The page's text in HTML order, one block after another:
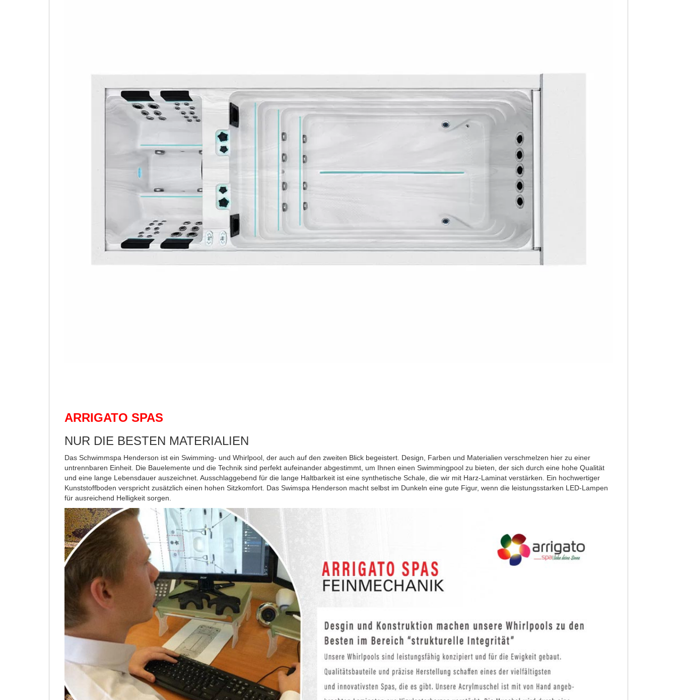
ARRIGATO SPAS
NUR DIE BESTEN MATERIALIEN
Das Schwimmspa Henderson ist ein Swimming- und Whirlpool, der auch auf den zweiten Blick begeistert. Design, Farben und Materialien verschmelzen hier zu einer
untrennbaren Einheit. Die Bauelemente und die Technik sind perfekt aufeinander abgestimmt, um Ihnen einen Swimmingpool zu bieten, der sich durch eine hohe Qualität
und eine lange Lebensdauer auszeichnet. Ausschlaggebend für die lange Haltbarkeit ist eine synthetische Schale, die wir mit Harz-Laminat verstärken. Ein hochwertiger
Kunststoffboden verspricht zusätzlich einen hohen Sitzkomfort. Das Swimspa Henderson macht selbst im Dunkeln eine gute Figur, wenn die leistungsstarken LED-Lampen
für ausreichend Helligkeit sorgen.